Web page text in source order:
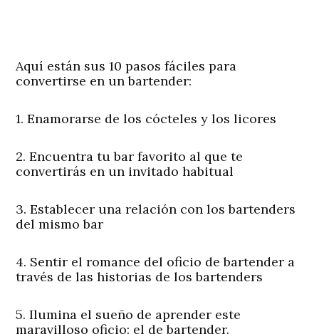
Aquí están sus 10 pasos fáciles para
convertirse en un bartender:
1. Enamorarse de los cócteles y los licores
2. Encuentra tu bar favorito al que te
convertirás en un invitado habitual
3. Establecer una relación con los bartenders
del mismo bar
4. Sentir el romance del oficio de bartender a
través de las historias de los bartenders
5. Ilumina el sueño de aprender este
maravilloso oficio: el de bartender.